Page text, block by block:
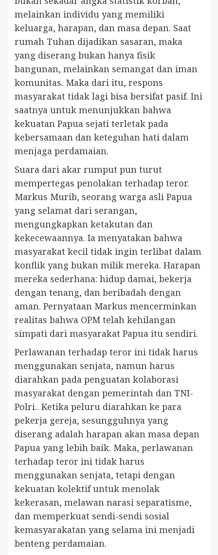
melainkan individu yang memiliki
keluarga, harapan, dan masa depan. Saat
rumah Tuhan dijadikan sasaran, maka
yang diserang bukan hanya fisik
bangunan, melainkan semangat dan iman
komunitas. Maka dari itu, respons
masyarakat tidak lagi bisa bersifat pasif. Ini
saatnya untuk menunjukkan bahwa
kekuatan Papua sejati terletak pada
kebersamaan dan keteguhan hati dalam
menjaga perdamaian.
Suara dari akar rumput pun turut
mempertegas penolakan terhadap teror.
Markus Murib, seorang warga asli Papua
yang selamat dari serangan,
mengungkapkan ketakutan dan
kekecewaannya. Ia menyatakan bahwa
masyarakat kecil tidak ingin terlibat dalam
konflik yang bukan milik mereka. Harapan
mereka sederhana: hidup damai, bekerja
dengan tenang, dan beribadah dengan
aman. Pernyataan Markus mencerminkan
realitas bahwa OPM telah kehilangan
simpati dari masyarakat Papua itu sendiri.
Perlawanan terhadap teror ini tidak harus
menggunakan senjata, namun harus
diarahkan pada penguatan kolaborasi
masyarakat dengan pemerintah dan TNI-
Polri.. Ketika peluru diarahkan ke para
pekerja gereja, sesungguhnya yang
diserang adalah harapan akan masa depan
Papua yang lebih baik. Maka, perlawanan
terhadap teror ini tidak harus
menggunakan senjata, tetapi dengan
kekuatan kolektif untuk menolak
kekerasan, melawan narasi separatisme,
dan memperkuat sendi-sendi sosial
kemasyarakatan yang selama ini menjadi
benteng perdamaian.